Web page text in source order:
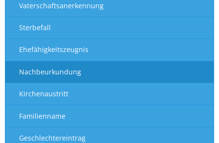
Vaterschaftsanerkennung
Sterbefall
Ehefähigkeitszeugnis
Nachbeurkundung
Kirchenaustritt
Familienname
Geschlechtereintrag